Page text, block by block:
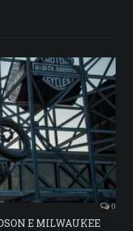
0
E MILWAUKEE